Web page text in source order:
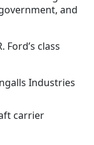
üzleti
online
nyújt számos
kínálja,
promocios-
és
and
Ford’s class
Industries
carrier